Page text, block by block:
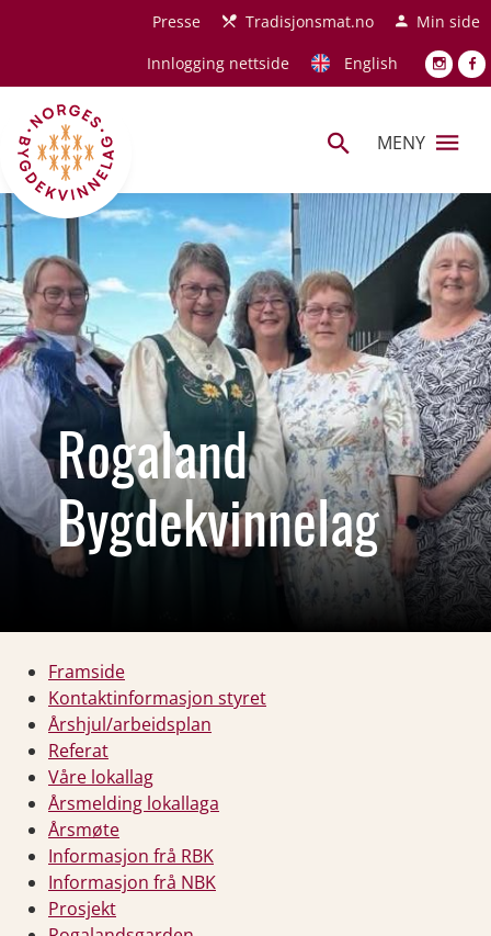
Hopp til hovedinnholdPresse Tradisjonsmat.no
Min side
Innlogging nettside
English
MENY
Rogaland
Bygdekvinnelag
Framside
Kontaktinformasjon styret
Årshjul/arbeidsplan
Referat
Våre lokallag
Årsmelding lokallaga
Årsmøte
Informasjon frå RBK
Informasjon frå NBK
Prosjekt